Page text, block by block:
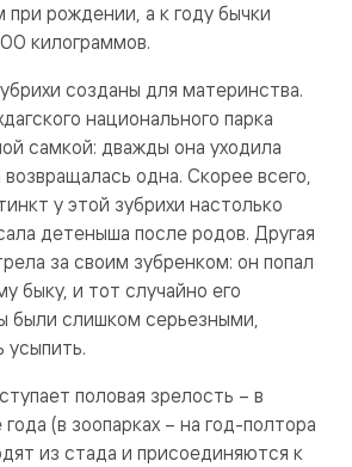
при рождении, а к году бычки
килограммов.
созданы для материнства.
национального парка
самкой: дважды она уходила
одна. Скорее всего,
у этой зубрихи настолько
детеныша после родов. Другая
за своим зубренком: он попал
быку, и тот случайно его
были слишком серьезными,
усыпить.
половая зрелость – в
(в зоопарках – на год-полтора
из стада и присоединяются к